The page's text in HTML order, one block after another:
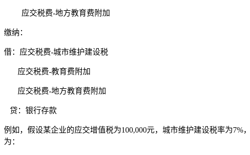
应交税费-地方教育费附加
缴纳：
借：应交税费-城市维护建设税
应交税费-教育费附加
应交税费-地方教育费附加
贷：银行存款
例如，假设某企业的应交增值税为100,000元，城市维护建设税率为7%
为：